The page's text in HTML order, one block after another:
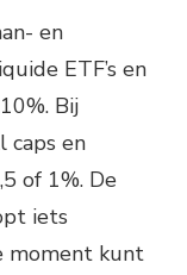
en
ETF’s en
Bij
caps en
of 1%. De
iets
moment kunt